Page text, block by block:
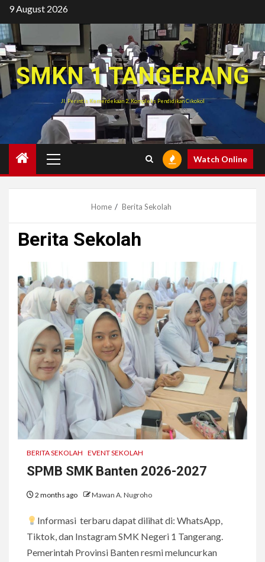
Skip
to
content
9 August 2026
SMKN 1 TANGERANG
Jl. Perintis Kemerdekaan 2, Kompleks Pendidikan Cikokol
Menu
Watch Online
Home Berita Sekolah
Berita Sekolah
BERITA SEKOLAH EVENT SEKOLAH
SPMB SMK Banten 2026-2027
2 months ago Mawan A. Nugroho
Informasi terbaru dapat dilihat di: WhatsApp,
Tiktok, dan Instagram SMK Negeri 1 Tangerang.
Pemerintah Provinsi Banten resmi meluncurkan